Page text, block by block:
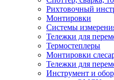
Рихтовочный
Монтировки
Системы
Тележки для
Термостеплеры
Монтировки
Тележки для
Инструмент и